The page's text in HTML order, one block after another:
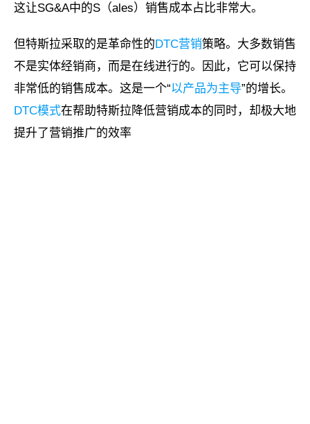
这让SG&A中的S（ales）销售成本占比非常大。
但特斯拉采取的是革命性的DTC营销策略。大多数销售
不是实体经销商，而是在线进行的。因此，它可以保持
非常低的销售成本。这是一个“以产品为主导”的增长。
DTC模式在帮助特斯拉降低营销成本的同时，却极大地
提升了营销推广的效率